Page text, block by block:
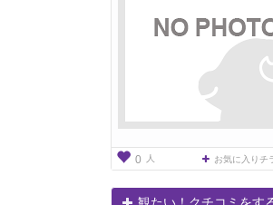
0 人 お気に入りチ